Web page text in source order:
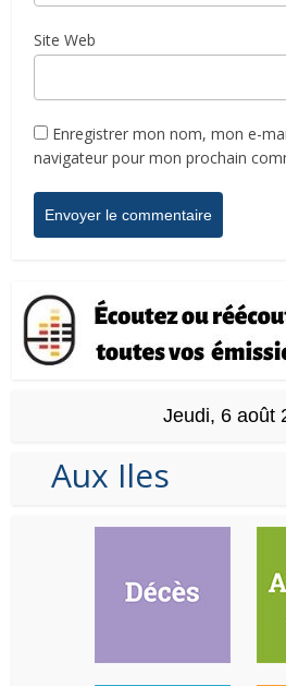
Site Web
Enregistrer mon nom, mon e-
navigateur pour mon prochain
Jeudi, 6 août
Aux Iles